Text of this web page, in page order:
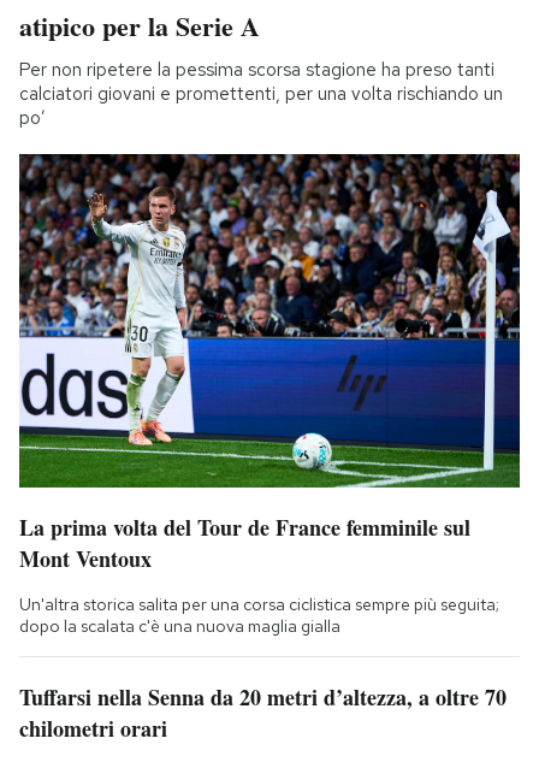
atipico per la Serie A
Per non ripetere la pessima scorsa stagione ha preso tanti
calciatori giovani e promettenti, per una volta rischiando un
po’
La prima volta del Tour de France femminile sul
Mont Ventoux
Un'altra storica salita per una corsa ciclistica sempre più seguita;
dopo la scalata c'è una nuova maglia gialla
Tuffarsi nella Senna da 20 metri d’altezza, a oltre 70
chilometri orari